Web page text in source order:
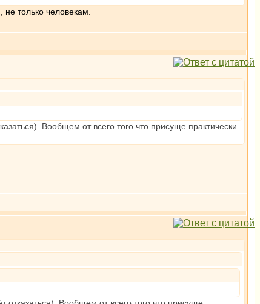
только человекам.
Вообщем от всего того что присуще практически